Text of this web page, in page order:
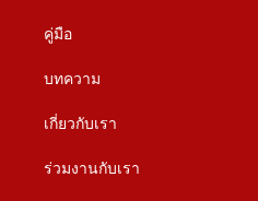
คู่มือ
บทความ
เกี่ยวกับเรา
ร่วมงานกับเรา